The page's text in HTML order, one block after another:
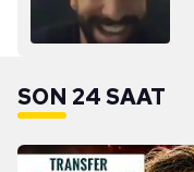
SON 24 SAAT